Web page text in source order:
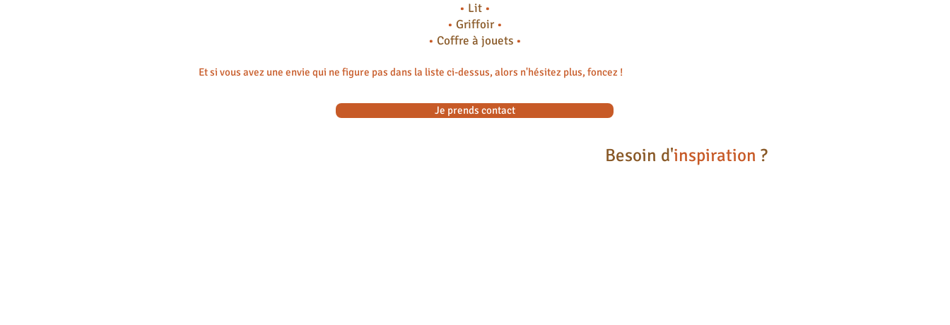
• Lit •
• Griffoir •
• Coffre à jouets •
Et si vous avez une envie qui ne figure pas dans la liste ci-dessus, alors n'hésitez plus, foncez !
Je prends contact
Besoin d'inspiration ?